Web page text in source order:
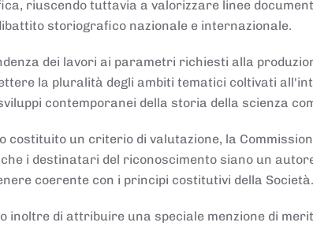
riuscendo tuttavia a valorizzare linee
storiografico nazionale e internazionale.
dei lavori ai parametri richiesti alla
la pluralità degli ambiti tematici coltivati
contemporanei della storia della scienza
costituito un criterio di valutazione, la
i destinatari del riconoscimento siano un
coerente con i principi costitutivi della Società.
inoltre di attribuire una speciale menzione di